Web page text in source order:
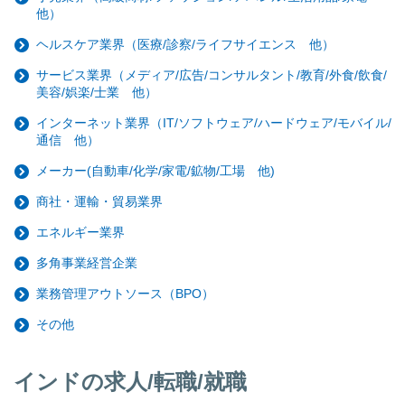
他）
ヘルスケア業界（医療/診察/ライフサイエンス 他）
サービス業界（メディア/広告/コンサルタント/教育/外食/飲食/
美容/娯楽/士業 他）
インターネット業界（IT/ソフトウェア/ハードウェア/モバイル/
通信 他）
メーカー(自動車/化学/家電/鉱物/工場 他)
商社・運輸・貿易業界
エネルギー業界
多角事業経営企業
業務管理アウトソース（BPO）
その他
インドの求人/転職/就職